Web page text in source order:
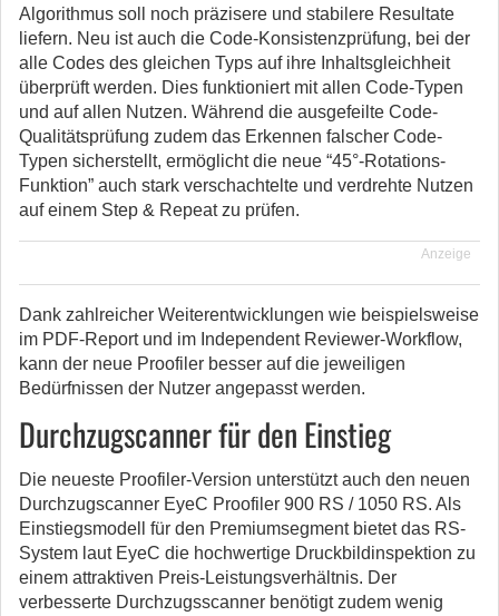
Algorithmus soll noch präzisere und stabilere Resultate
liefern. Neu ist auch die Code-Konsistenzprüfung, bei der
alle Codes des gleichen Typs auf ihre Inhaltsgleichheit
überprüft werden. Dies funktioniert mit allen Code-Typen
und auf allen Nutzen. Während die ausgefeilte Code-
Qualitätsprüfung zudem das Erkennen falscher Code-
Typen sicherstellt, ermöglicht die neue “45°-Rotations-
Funktion” auch stark verschachtelte und verdrehte Nutzen
auf einem Step & Repeat zu prüfen.
Anzeige
Dank zahlreicher Weiterentwicklungen wie beispielsweise
im PDF-Report und im Independent Reviewer-Workflow,
kann der neue Proofiler besser auf die jeweiligen
Bedürfnissen der Nutzer angepasst werden.
Durchzugscanner für den Einstieg
Die neueste Proofiler-Version unterstützt auch den neuen
Durchzugscanner EyeC Proofiler 900 RS / 1050 RS. Als
Einstiegsmodell für den Premiumsegment bietet das RS-
System laut EyeC die hochwertige Druckbildinspektion zu
einem attraktiven Preis-Leistungsverhältnis. Der
verbesserte Durchzugsscanner benötigt zudem wenig